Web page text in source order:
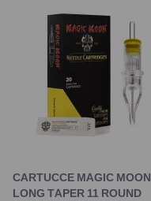
CARTUCCE MAGIC MOON
LONG TAPER 11 ROUND